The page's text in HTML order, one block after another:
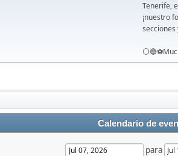
Tenerife,
¡nuestro
Calendario de
para